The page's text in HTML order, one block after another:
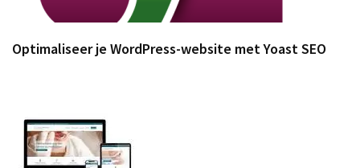
Optimaliseer je WordPress-website met Yoast SEO